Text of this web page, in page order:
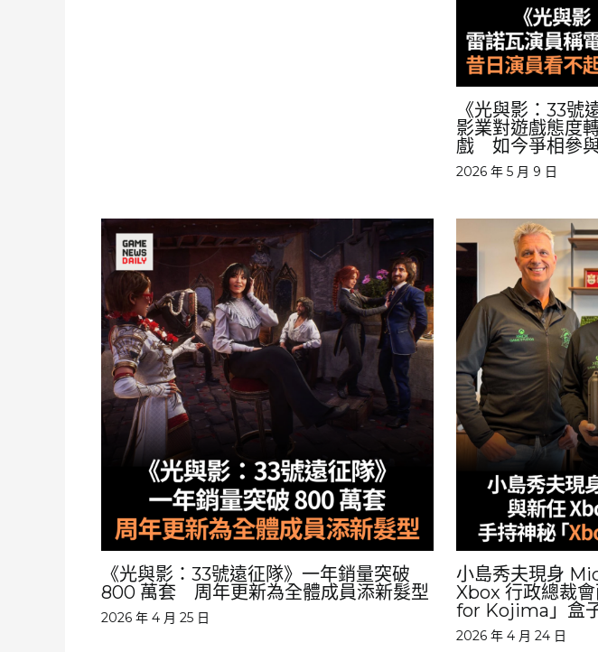
《光與影：33號
影業對遊戲態度
戲 如今爭相參
2026 年 5 月 9 日
《光與影：33號遠征隊》一年銷量突破
800 萬套 周年更新為全體成員添新髮型
2026 年 4 月 25 日
小島秀夫現身
Xbox 行政總裁
for Kojima」盒
2026 年 4 月 24 日